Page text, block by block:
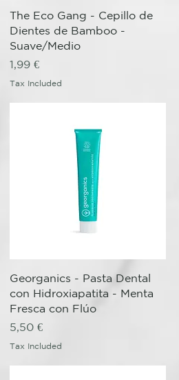
Quick View
The Eco Gang - Cepillo de
Dientes de Bamboo -
Suave/Medio
Price
1,99 €
Tax Included
Quick View
Georganics - Pasta Dental
con Hidroxiapatita - Menta
Fresca con Flúo
Price
5,50 €
Tax Included